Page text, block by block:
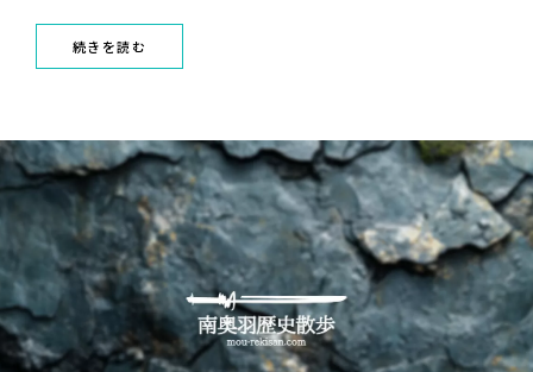
続きを読む